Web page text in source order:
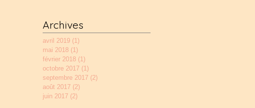
Archives
avril 2019 (1)
mai 2018 (1)
février 2018 (1)
octobre 2017 (1)
septembre 2017 (2)
août 2017 (2)
juin 2017 (2)